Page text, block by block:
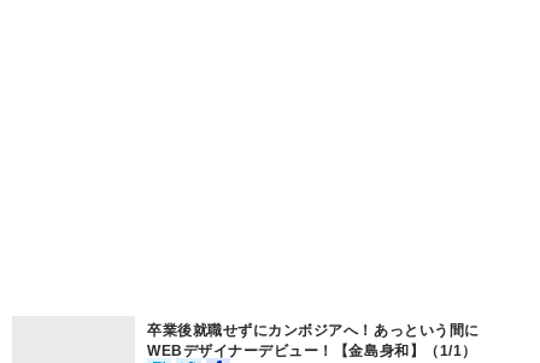
卒業後就職せずにカンボジアへ！あっという間に
WEBデザイナーデビュー！【金島身和】（1/1）